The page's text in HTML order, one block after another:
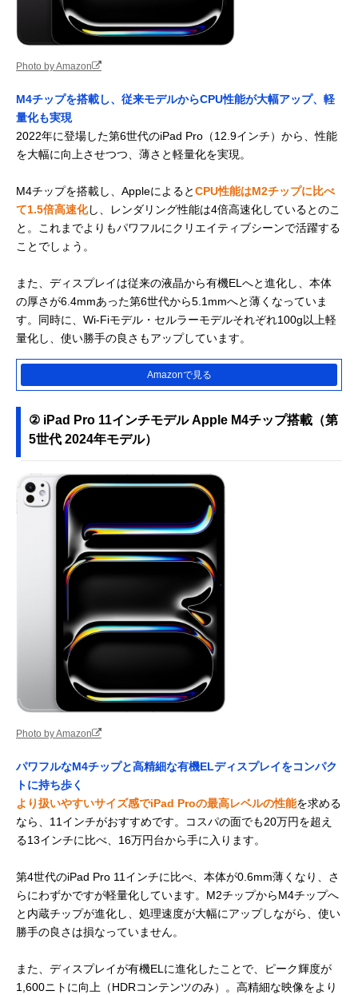
Photo by Amazon
M4チップを搭載し、従来モデルからCPU性能が大幅アップ、軽
量化も実現
2022年に登場した第6世代のiPad Pro（12.9インチ）から、性能
を大幅に向上させつつ、薄さと軽量化を実現。
M4チップを搭載し、AppleによるとCPU性能はM2チップに比べ
て1.5倍高速化し、レンダリング性能は4倍高速化しているとのこ
と。これまでよりもパワフルにクリエイティブシーンで活躍する
ことでしょう。
また、ディスプレイは従来の液晶から有機ELへと進化し、本体
の厚さが6.4mmあった第6世代から5.1mmへと薄くなっていま
す。同時に、Wi-Fiモデル・セルラーモデルそれぞれ100g以上軽
量化し、使い勝手の良さもアップしています。
Amazonで見る
② iPad Pro 11インチモデル Apple M4チップ搭載（第
5世代 2024年モデル）
Photo by Amazon
パワフルなM4チップと高精細な有機ELディスプレイをコンパク
トに持ち歩く
より扱いやすいサイズ感でiPad Proの最高レベルの性能を求める
なら、11インチがおすすめです。コスパの面でも20万円を超え
る13インチに比べ、16万円台から手に入ります。
第4世代のiPad Pro 11インチに比べ、本体が0.6mm薄くなり、さ
らにわずかですが軽量化しています。M2チップからM4チップへ
と内蔵チップが進化し、処理速度が大幅にアップしながら、使い
勝手の良さは損なっていません。
また、ディスプレイが有機ELに進化したことで、ピーク輝度が
1,600ニトに向上（HDRコンテンツのみ）。高精細な映像をより